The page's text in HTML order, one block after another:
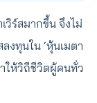
วิร์สมากขึ้น จึงไม่
งทุนใน ‘หุ้นเมตา
ำให้วิถีชีวิตผู้คนทั่ว